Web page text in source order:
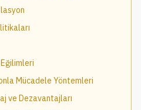
Mücadele Yöntemleri
ve Dezavantajları